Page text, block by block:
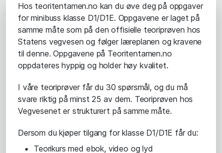
Hos teoritentamen.no kan du øve deg på oppgaver
for minibuss klasse D1/D1E. Oppgavene er laget på
samme måte som på den offisielle teoriprøven hos
Statens vegvesen og følger læreplanen og kravene
til denne. Oppgavene på Teoritentamen.no
oppdateres hyppig og holder høy kvalitet.
I våre teoriprøver får du 30 spørsmål, og du må
svare riktig på minst 25 av dem. Teoriprøven hos
Vegvesenet er strukturert på samme måte.
Dersom du kjøper tilgang for klasse D1/D1E får du:
Teorikurs med ebok, video og lyd